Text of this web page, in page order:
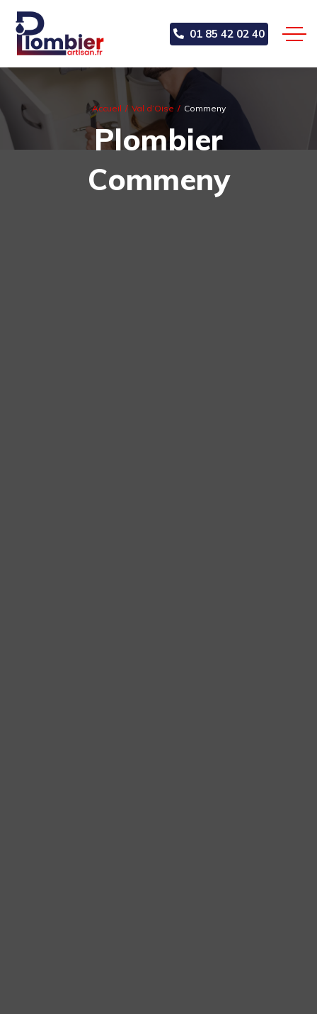
01 85 42 02 40
Accueil Val d’Oise Commeny
Plombier
Commeny